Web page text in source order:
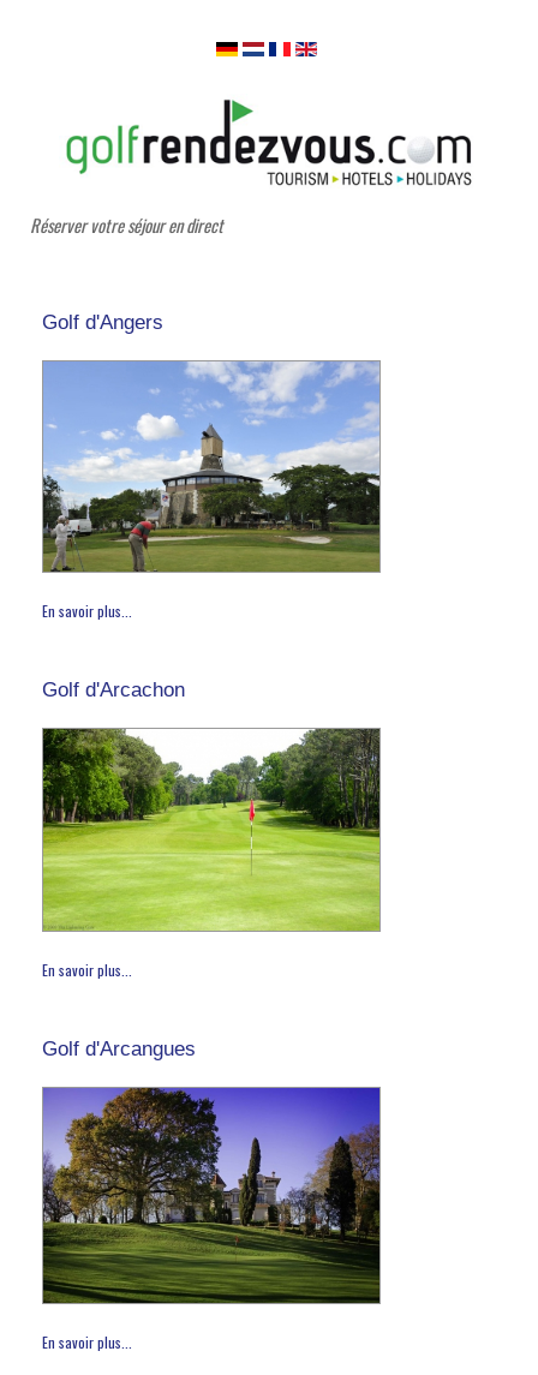
Réserver votre séjour en direct
Golf d'Angers
En savoir plus...
Golf d'Arcachon
En savoir plus...
Golf d'Arcangues
En savoir plus...